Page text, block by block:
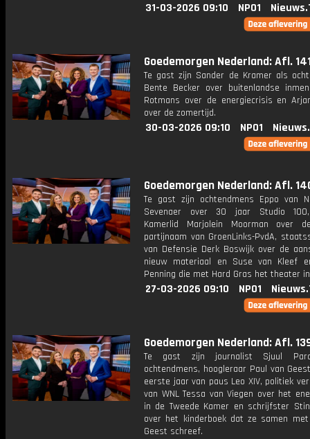
31-03-2026 09:10 NPO1
Goedemorgen Nederland: Afl.
Te gast zijn Sander de Kramer als
Bente Becker over buitenlandse
Rotmans over de energiecrisis en
over de zomertijd.
30-03-2026 09:10 NPO1
Goedemorgen Nederland: Afl.
Te gast zijn ochtendmens Eppo van
Sevenaer over 30 jaar Studio 100,
Kamerlid Marjolein Moorman over
partijnaam van GroenLinks-PvdA,
van Defensie Derk Boswijk over de
nieuw materiaal en Suse van Kleef
Penning die met Hard Gras het theater
27-03-2026 09:10 NPO1
Goedemorgen Nederland: Afl.
Te gast zijn journalist Sjuul
ochtendmens, hoogleraar Paul van
eerste jaar van paus Leo XIV, politiek
van WNL Tessa van Viegen over het
in de Tweede Kamer en schrijfster
over het kinderboek dat ze samen
Geest schreef.